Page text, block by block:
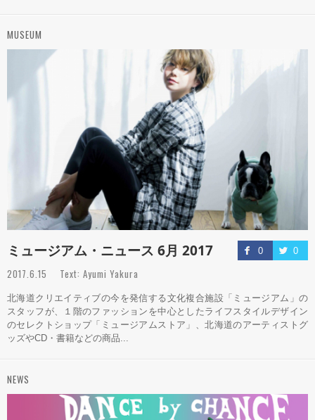
MUSEUM
0 0
ミュージアム・ニュース 6月 2017
2017.6.15 Text: Ayumi Yakura
北海道クリエイティブの今を発信する文化複合施設「ミュージアム」の
スタッフが、１階のファッションを中心としたライフスタイルデザイン
のセレクトショップ「ミュージアムストア」、北海道のアーティストグ
ッズやCD・書籍などの商品...
NEWS